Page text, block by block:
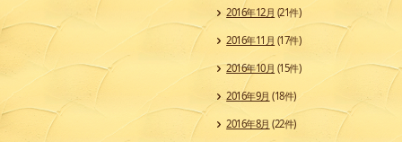
2016年12月 (21件)
2016年11月(17件)
2016年10月 (15件)
2016年9月 (18件)
2016年8月 (22件)